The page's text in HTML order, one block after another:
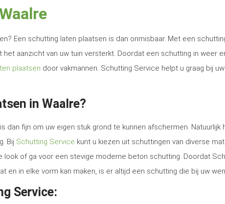
Een schutting laten plaatsen is dan onmisbaar. Met een
aanzicht van uw tuin versterkt. Doordat een schutting in weer
plaatsen door vakmannen. Schutting Service helpt u graag bij
in Waalre?
dan fijn om uw eigen stuk grond te kunnen afschermen. Natuurlijk
Bij Schutting Service kunt u kiezen uit schuttingen van diverse
look of ga voor een stevige moderne beton schutting. Doordat
en in elke vorm kan maken, is er altijd een schutting die bij uw
Service: